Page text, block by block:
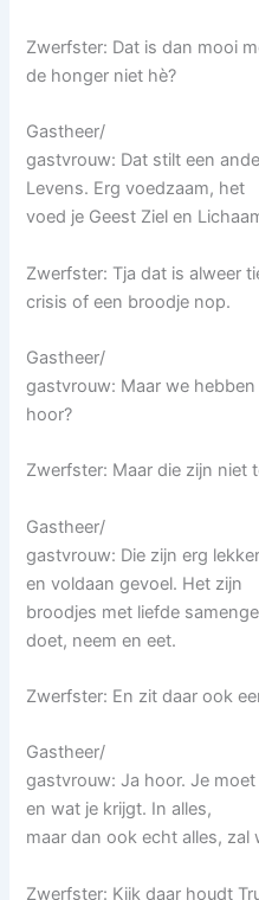
Zwerfster: Dat is dan mooi
de honger niet hè?
Gastheer/
gastvrouw: Dat stilt een
Levens. Erg voedzaam, het
voed je Geest Ziel en
Zwerfster: Tja dat is alweer
crisis of een broodje nop.
Gastheer/
gastvrouw: Maar we
hoor?
Zwerfster: Maar die zijn niet
Gastheer/
gastvrouw: Die zijn erg
en voldaan gevoel. Het zijn
broodjes met liefde
doet, neem en eet.
Zwerfster: En zit daar ook
Gastheer/
gastvrouw: Ja hoor. Je
en wat je krijgt. In alles,
maar dan ook echt alles, zal
Zwerfster: Kijk daar houdt